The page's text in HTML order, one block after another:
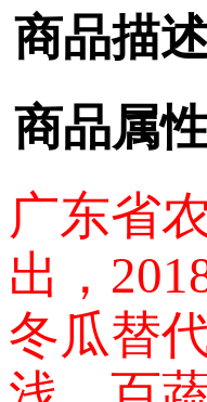
商品描述
商品属
广东省
出，
冬瓜替